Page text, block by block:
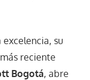
excelencia, su
reciente
Bogotá, abre